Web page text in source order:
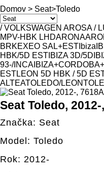
Domov > Seat>Toledo
/ VOLKSWAGEN AROSA /
MPV-HBK LHDARONA
BRKEXEO SAL+EST Ibiza
HBK/5D EST IBIZA 3D/5D
93-/INCA
ESTLEON 5D HBK / 5D
ALTEATOLEDO/LEON
Seat Toledo,
Značka: Seat
Model: Toledo
Rok: 2012-